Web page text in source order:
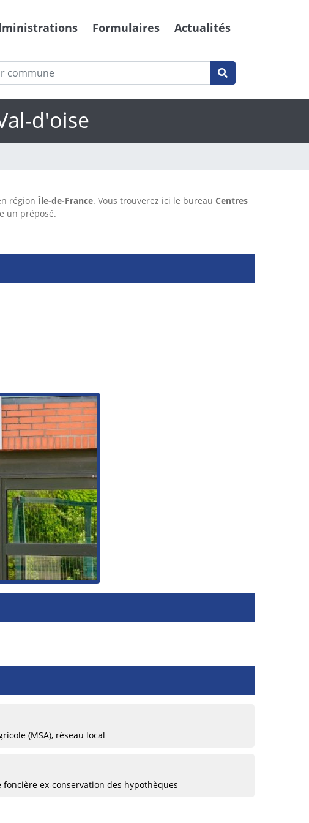
Formulaires Actualités
d'oise
régionÎle-de-France. Vous trouverez ici le bureau Centres
un préposé.
(MSA), réseau local
ex-conservation des hypothèques